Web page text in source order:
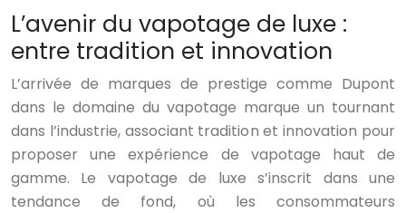
L’avenir du vapotage de luxe :
entre tradition et innovation
L’arrivée de marques de prestige comme Dupont
dans le domaine du vapotage marque un tournant
dans l’industrie, associant tradition et innovation pour
proposer une expérience de vapotage haut de
gamme. Le vapotage de luxe s’inscrit dans une
tendance de fond, où les consommateurs